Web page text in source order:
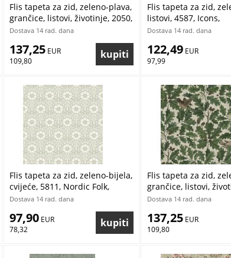
Flis tapeta za zid, zeleno-plava,
grančice, listovi, životinje, 2050,
Icons, Borastapeter | Ljepilo
Dostava 14 rad. dana
137,25 EUR
109,80
Flis tapeta za zid,
listovi, 4587, Icons,
Borastapeter |
Dostava 14 rad. dana
122,49 EUR
97,99
Flis tapeta za zid, zeleno-bijela,
cvijeće, 5811, Nordic Folk,
Borastapeter | Ljepilo Gratis
Dostava 14 rad. dana
97,90 EUR
78,32
Flis tapeta za zid,
grančice, listovi,
Icons, Borastapeter |
Dostava 14 rad. dana
137,25 EUR
109,80